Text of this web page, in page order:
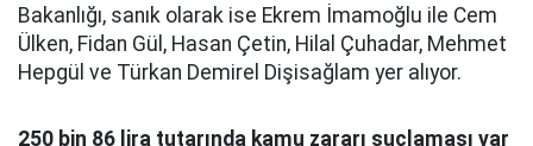
Bakanlığı, sanık olarak ise Ekrem İmamoğlu ile Cem
Ülken, Fidan Gül, Hasan Çetin, Hilal Çuhadar, Mehmet
Hepgül ve Türkan Demirel Dişisağlam yer alıyor.
250 bin 86 lira tutarında kamu zararı suçlaması var